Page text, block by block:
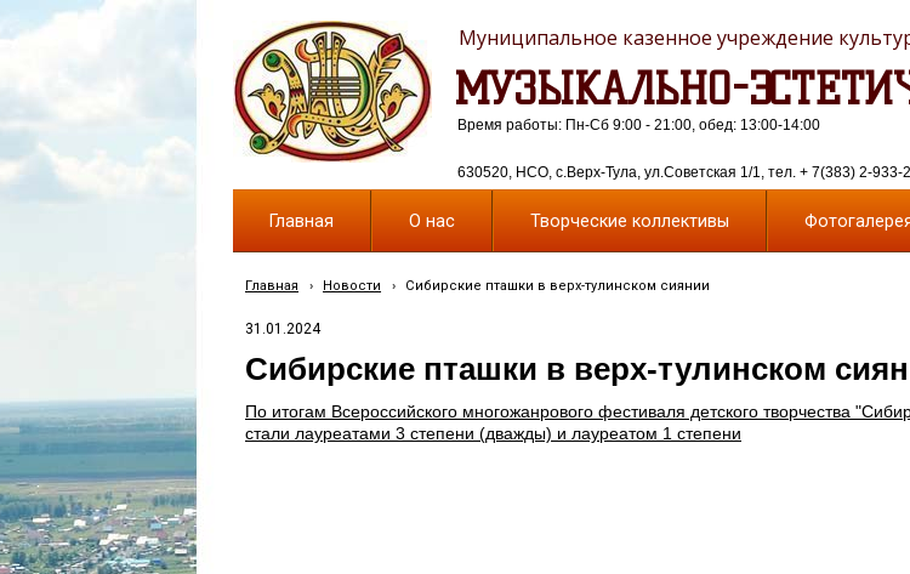
МУЗЫКАЛЬНО-
Муниципальное казенное учреждение
630520, НСО, с.Верх-Тула, ул.Советская 1/1, тел. + 7(383) 2-933-
Время работы: Пн-Сб 9:00 - 21:00, обед: 13:00-14:00
Главная О нас Творческие коллективы
Главная › Новости › Сибирские пташки в верх-тулинском сиянии
31.01.2024
Сибирские пташки в верх-тулинском
По итогам Всероссийского многожанрового фестиваля детского творчества
стали лауреатами 3 степени (дважды) и лауреатом 1 степени